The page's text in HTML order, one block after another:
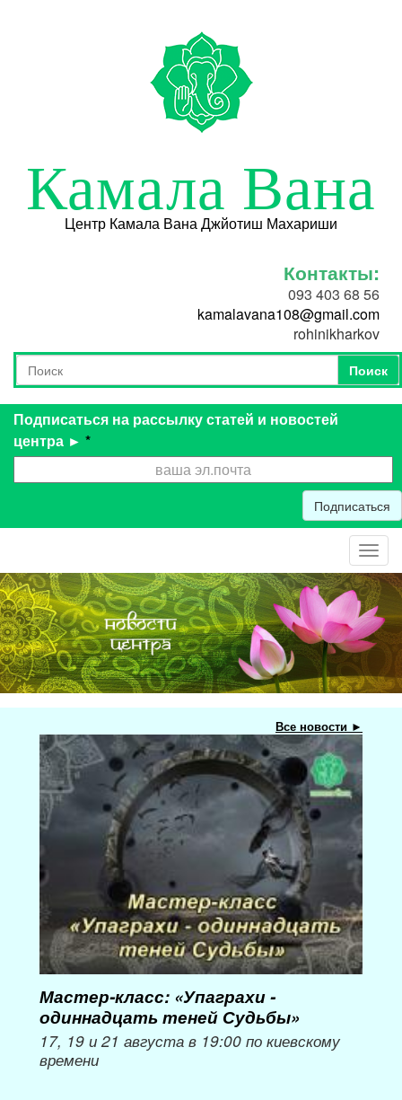
Камала Вана
Центр Камала Вана Джйотиш Махариши
Контакты:
093 403 68 56
kamalavana108@gmail.com
rohinikharkov
Форма поиска
Поиск
Поиск
Подписаться на рассылку статей и новостей
центра ► *
Подписаться
Все новости ►
Мастер-класс: «Упаграхи -
одиннадцать теней Судьбы»
17, 19 и 21 августа в 19:00 по киевскому
времени